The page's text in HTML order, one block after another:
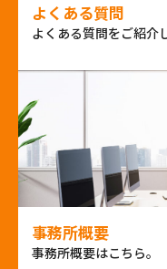
よくある質問
よくある質問をご紹介
事務所概要
事務所概要はこちら。